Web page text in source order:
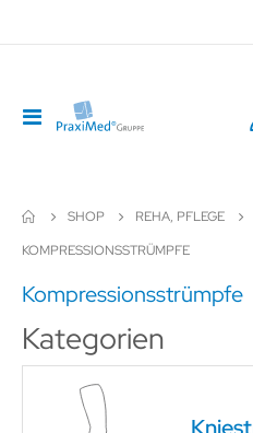
Navigation
umschalten
SHOP REHA, PFLEGE
KOMPRESSIONSSTRÜMPFE
Kompressionsstrümpfe
Kategorien